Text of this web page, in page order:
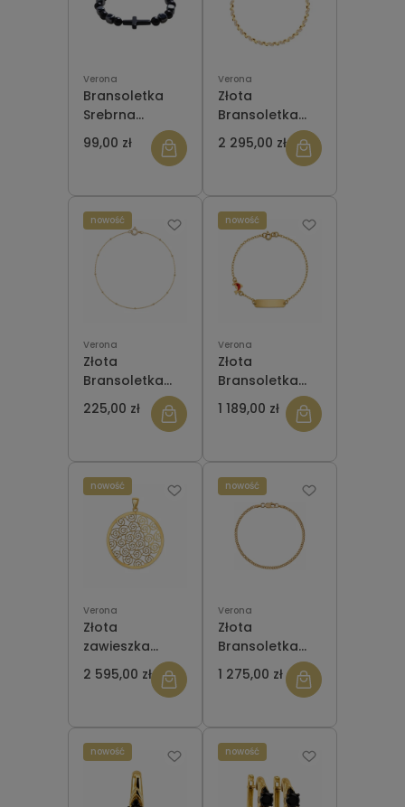
Verona
Bransoletka
Srebrna
Verona z
onyksu i
krzyż - Grafito
BI53035
99,00 zł
Verona
Złota
Bransoletka
Verona
BX21287 z
bezbarwnymi
cyrkoniami
2 295,00 zł
Verona
Złota
Bransoletka
Verona DA19137
KULECZKI
225,00 zł
nowość
Verona
Złota
Bransoletka
Verona
DL13284 z
delfinem
1 189,00 zł
nowość
Verona
Złota
zawieszka
Verona LA12868
2 595,00 zł
nowość
Verona
Złota
Bransoletka
Verona
ZDA0016
1 275,00 zł
nowość
nowość nowość